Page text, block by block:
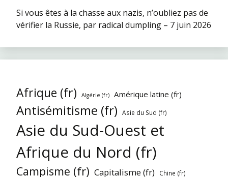
Si vous êtes à la chasse aux nazis, n’oubliez pas de
vérifier la Russie, par radical dumpling – 7 juin 2026
Afrique (fr) Algérie (fr) Amérique latine (fr)
Antisémitisme (fr) Asie du Sud (fr)
Asie du Sud-Ouest et
Afrique du Nord (fr)
Campisme (fr) Capitalisme (fr) Chine (fr)